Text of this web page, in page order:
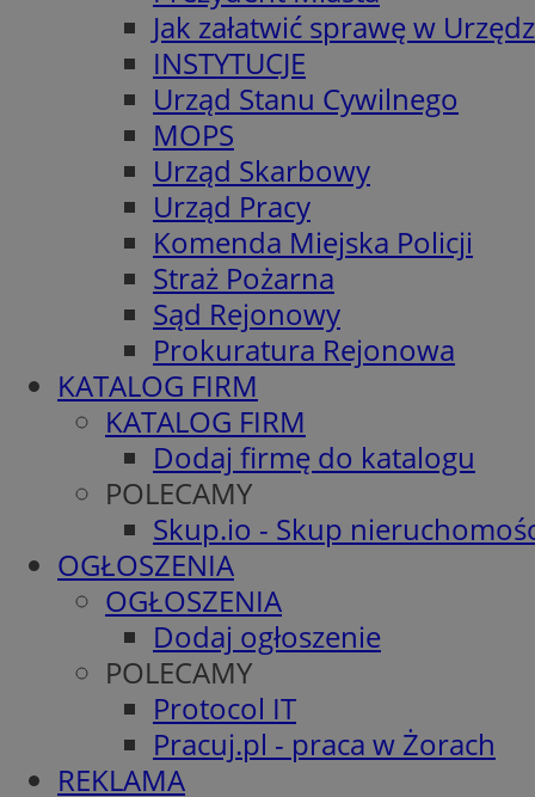
Jak załatwić sprawę w
INSTYTUCJE
Urząd Stanu Cywilnego
MOPS
Urząd Skarbowy
Urząd Pracy
Komenda Miejska Policji
Straż Pożarna
Sąd Rejonowy
Prokuratura Rejonowa
KATALOG FIRM
KATALOG FIRM
Dodaj firmę do katalogu
POLECAMY
Skup.io - Skup
OGŁOSZENIA
OGŁOSZENIA
Dodaj ogłoszenie
POLECAMY
Protocol IT
Pracuj.pl - praca w Żorach
REKLAMA